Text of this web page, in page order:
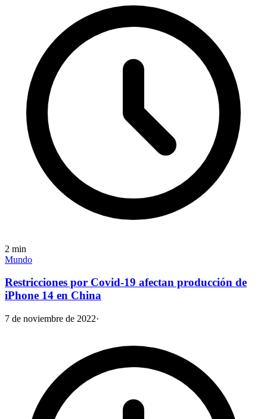
2 min
Mundo
Restricciones por Covid-19 afectan producción de
iPhone 14 en China
7 de noviembre de 2022·